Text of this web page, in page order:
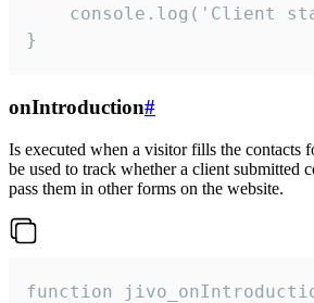
console.log('Client
}
onIntroduction#
Is executed when a visitor fills the contacts
be used to track whether a client submitted
pass them in other forms on the website.
function